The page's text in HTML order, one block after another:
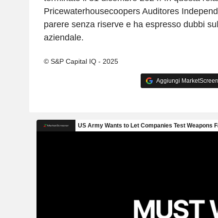
Pricewaterhousecoopers Auditores
parere senza riserve e ha espresso dubbi
aziendale.
© S&P Capital IQ - 2025
Aggiungi